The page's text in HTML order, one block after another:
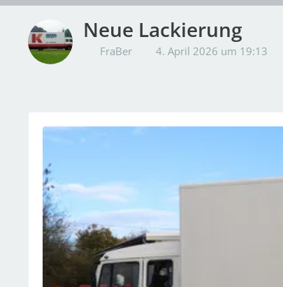
Neue Lackierung
FraBer 4. April 2026 um 19:13